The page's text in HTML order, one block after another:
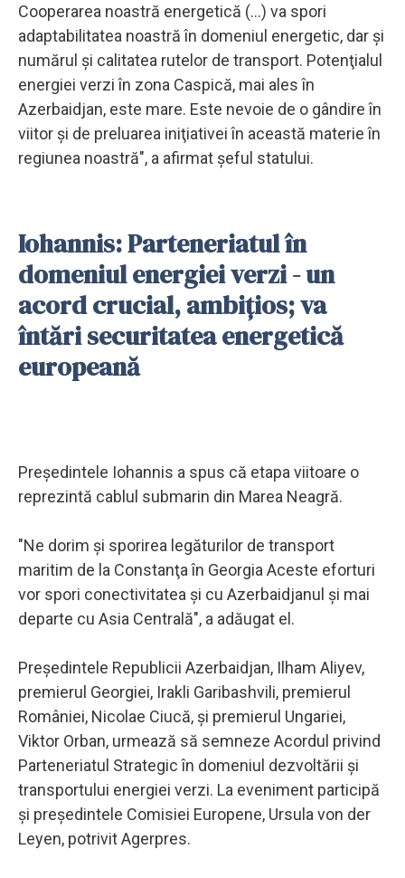
Cooperarea noastră energetică (...) va spori
adaptabilitatea noastră în domeniul energetic, dar şi
numărul şi calitatea rutelor de transport. Potenţialul
energiei verzi în zona Caspică, mai ales în
Azerbaidjan, este mare. Este nevoie de o gândire în
viitor şi de preluarea iniţiativei în această materie în
regiunea noastră", a afirmat şeful statului.
Iohannis: Parteneriatul în
domeniul energiei verzi - un
acord crucial, ambiţios; va
întări securitatea energetică
europeană
Preşedintele Iohannis a spus că etapa viitoare o
reprezintă cablul submarin din Marea Neagră.
"Ne dorim şi sporirea legăturilor de transport
maritim de la Constanţa în Georgia Aceste eforturi
vor spori conectivitatea şi cu Azerbaidjanul şi mai
departe cu Asia Centrală", a adăugat el.
Preşedintele Republicii Azerbaidjan, Ilham Aliyev,
premierul Georgiei, Irakli Garibashvili, premierul
României, Nicolae Ciucă, şi premierul Ungariei,
Viktor Orban, urmează să semneze Acordul privind
Parteneriatul Strategic în domeniul dezvoltării şi
transportului energiei verzi. La eveniment participă
şi preşedintele Comisiei Europene, Ursula von der
Leyen, potrivit Agerpres.